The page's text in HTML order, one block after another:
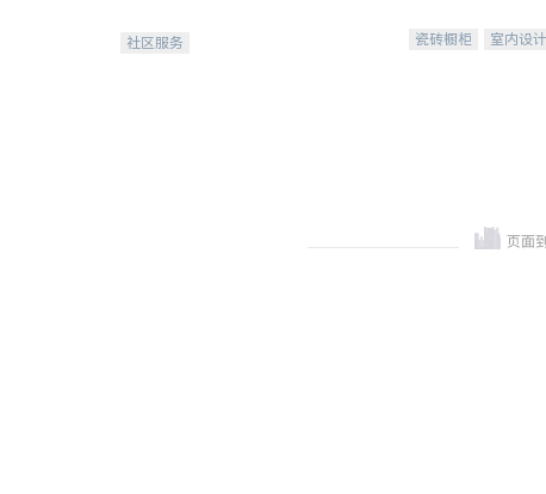
社区服务 瓷砖橱柜 室内设计